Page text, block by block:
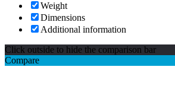
Weight
Dimensions
Additional information
Click outside to hide the comparison bar
Compare